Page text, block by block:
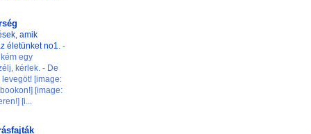
amik
életünket no1. -
egy
kérlek. - De
[image:
[image:
[i...